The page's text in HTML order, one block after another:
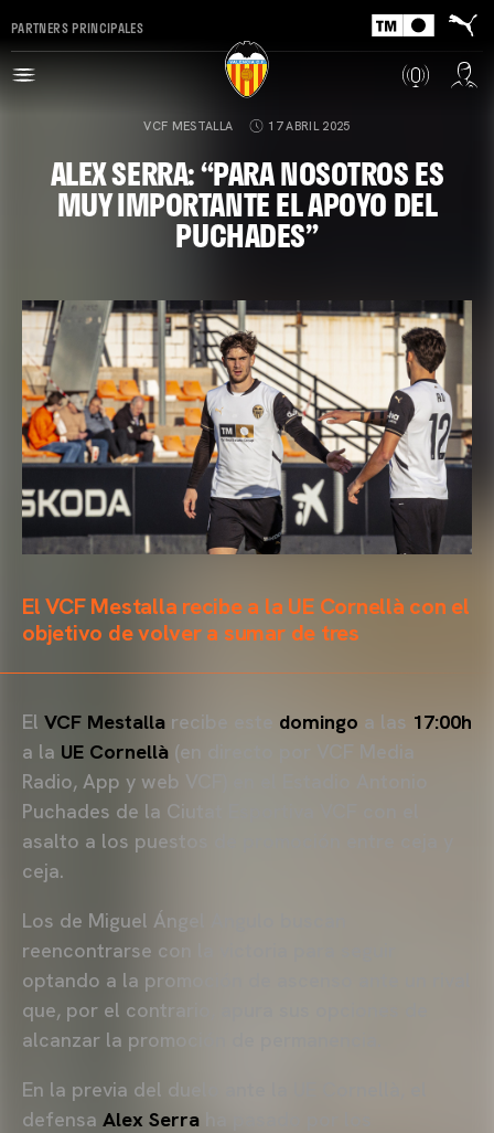
PARTNERS PRINCIPALES
VCF MESTALLA 17 ABRIL 2025
ALEX SERRA: “PARA NOSOTROS ES
MUY IMPORTANTE EL APOYO DEL
PUCHADES”
El VCF Mestalla recibe a la UE Cornellà con el
objetivo de volver a sumar de tres
El VCF Mestalla recibe este domingo a las 17:00h
a la UE Cornellà (en directo por VCF Media
Radio, App y web VCF)
Puchades de la Ciutat Esportiva VCF con el
asalto a los puestos de promoción entre ceja y
ceja.
Los de Miguel Ángel Angulo buscan
reencontrarse con la victoria para seguir
optando a la promoción de ascenso ante un rival
que, por el contrario, apura sus opciones de
alcanzar la promoción de permanencia.
En la previa del duelo ante la UE Cornellà, el
defensa Alex Serra